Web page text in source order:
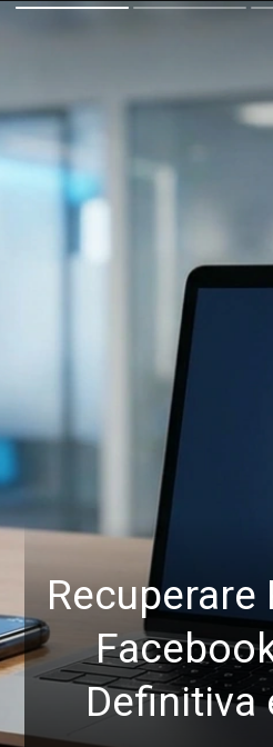
Recuperare
Definitiva